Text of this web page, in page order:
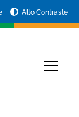
Alto Contraste